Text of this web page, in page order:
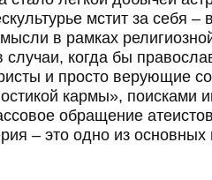
мстит за себя –
мысли в рамках
случаи, когда бы
и просто верующие
кармы», поисками
обращение
– это одно из